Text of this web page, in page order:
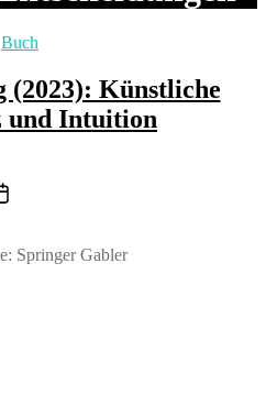
Kategorien
Buch
(2023): Künstliche
und Intuition
Springer Gabler